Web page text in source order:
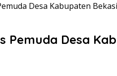
Desa Kabupaten
Pemuda Desa